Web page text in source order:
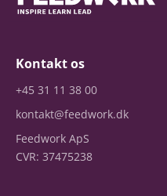
Kontakt os
+45 31 11 38 00
kontakt@feedwork.dk
Feedwork ApS
CVR: 37475238